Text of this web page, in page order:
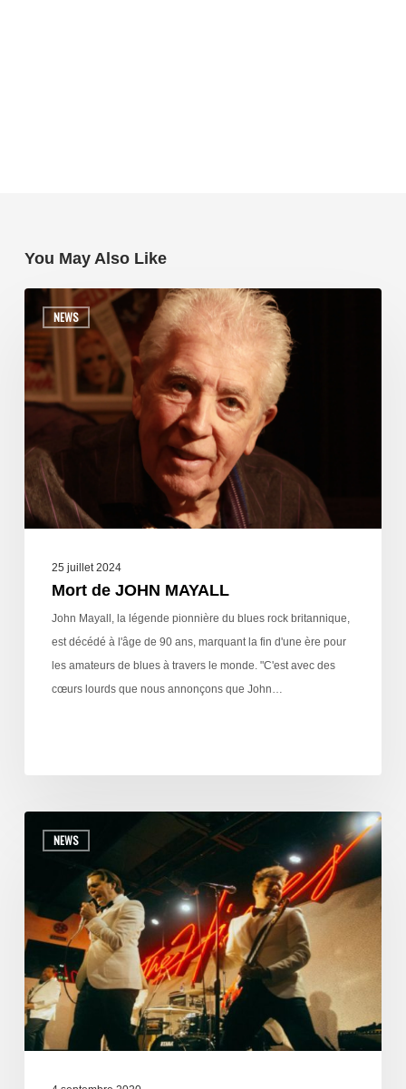
You May Also Like
NEWS
25 juillet 2024
Mort de JOHN MAYALL
John Mayall, la légende pionnière du blues rock britannique,
est décédé à l'âge de 90 ans, marquant la fin d'une ère pour
les amateurs de blues à travers le monde. "C'est avec des
cœurs lourds que nous annonçons que John…
NEWS